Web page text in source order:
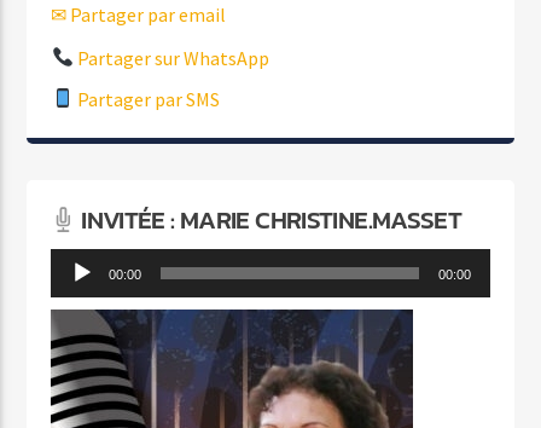
✉ Partager par email
Partager sur WhatsApp
Partager par SMS
INVITÉE : MARIE CHRISTINE.MASSET
Lecteur 00:00 00:00